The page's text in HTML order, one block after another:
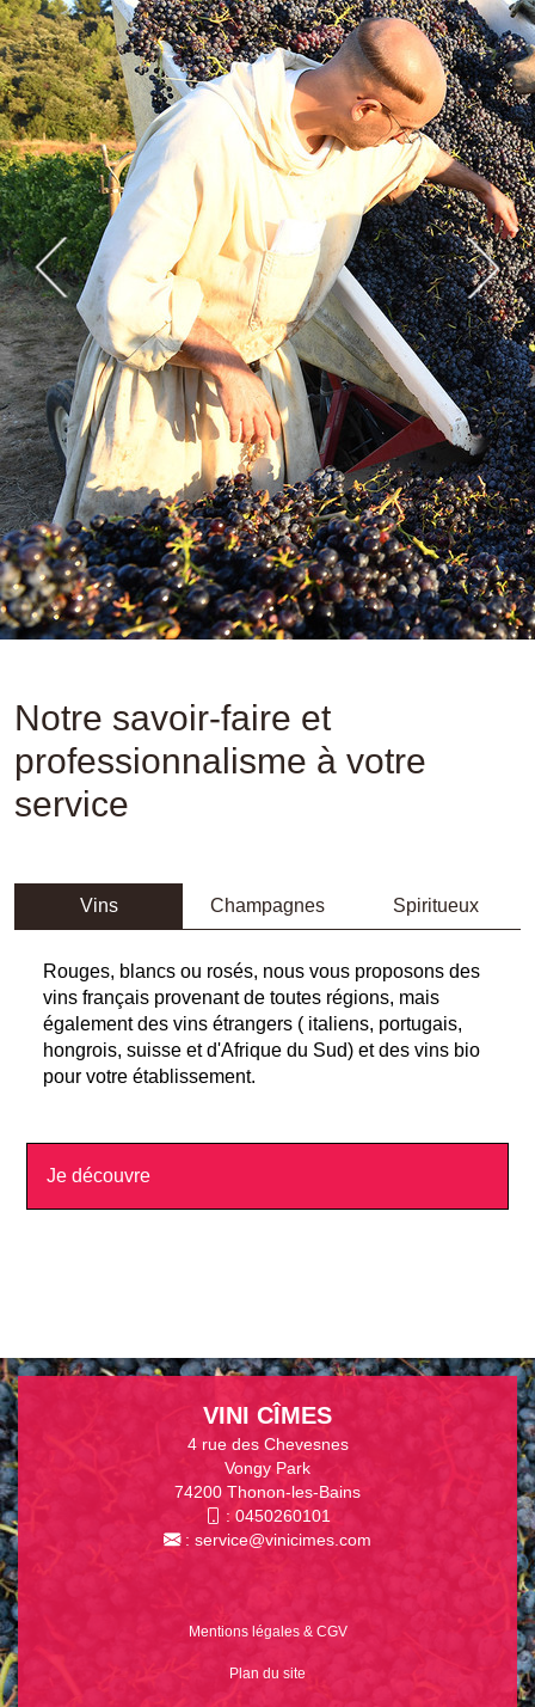
Notre savoir-faire et
professionnalisme à votre
service
Vins Champagnes Spiritueux
Rouges, blancs ou rosés, nous vous proposons des
vins français provenant de toutes régions, mais
également des vins étrangers ( italiens, portugais,
hongrois, suisse et d'Afrique du Sud) et des vins bio
pour votre établissement.
Je découvre
VINI CÎMES
4 rue des Chevesnes
Vongy Park
74200 Thonon-les-Bains
: 0450260101
: service@vinicimes.com
Mentions légales & CGV
Plan du site